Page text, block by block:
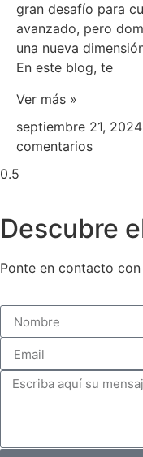
gran desafío para
avanzado, pero
una nueva
En este blog, te
Ver más »
septiembre 21, 2024
comentarios
Descubre
Ponte en contacto